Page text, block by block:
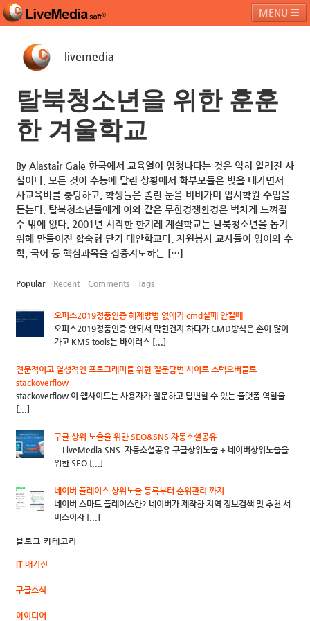
MENU
페밀리 사이트
livemedia
탈북청소년을 위한 훈훈
한 겨울학교
By Alastair Gale 한국에서 교육열이 엄청나다는 것은 익히 알려진 사
실이다. 모든 것이 수능에 달린 상황에서 학부모들은 빚을 내가면서
사교육비를 충당하고, 학생들은 졸린 눈을 비벼가며 입시학원 수업을
듣는다. 탈북청소년들에게 이와 같은 무한경쟁환경은 벅차게 느껴질
수 밖에 없다. 2001년 시작한 한겨레 계절학교는 탈북청소년을 돕기
위해 만들어진 합숙형 단기 대안학교다. 자원봉사 교사들이 영어와 수
학, 국어 등 핵심과목을 집중지도하는 […]
Popular Recent Comments Tags
오피스2019정품인증 해제방법 없애기 cmd실패 안될때
오피스2019정품인증 안되서 막힌건지 하다가 CMD방식은 손이 많이
가고 KMS tools는 바이러스 [...]
전문적이고 열성적인 프로그래머를 위한 질문답변 사이트 스텍오버플로
stackoverflow
stackoverflow 이 웹사이트는 사용자가 질문하고 답변할 수 있는 플랫폼 역할을
[...]
구글 상위 노출을 위한 SEO&SNS 자동소셜공유
LiveMedia SNS 자동소셜공유 구글상위노출 + 네이버상위노출을
위한 SEO [...]
네이버 플레이스 상위노출 등록부터 순위관리 까지
네이버 스마트 플레이스란? 네이버가 제작한 지역 정보검색 및 추천 서
비스이자 [...]
블로그 카테고리
IT 매거진
구글소식
아이디어